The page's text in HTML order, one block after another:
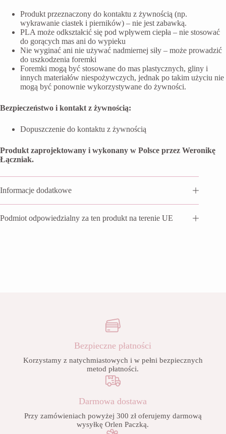
Produkt przeznaczony do kontaktu z żywnością (np.
wykrawanie ciastek i pierników) – nie jest zabawką.
PLA może odkształcić się pod wpływem ciepła – nie stosować
do gorących mas ani do wypieku
Nie wyginać ani nie używać nadmiernej siły – może prowadzić
do uszkodzenia foremki
Foremki mogą być stosowane do mas plastycznych, gliny i
innych materiałów niespożywczych, jednak po takim użyciu nie
mogą być ponownie wykorzystywane do żywności.
Bezpieczeństwo i kontakt z żywnością:
Dopuszczenie do kontaktu z żywnością
Produkt zaprojektowany i wykonany w Polsce przez Weronikę
Łączniak.
Informacje dodatkowe
Podmiot odpowiedzialny za ten produkt na terenie UE
Bezpieczne płatności
Korzystamy z natychmiastowych i w pełni bezpiecznych
metod płatności.
Darmowa dostawa
Przy zamówieniach powyżej 300 zł oferujemy darmową
wysyłkę Orlen Paczką.